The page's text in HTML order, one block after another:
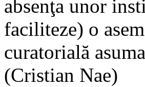
absenţa unor
faciliteze) o
curatorială
(Cristian Nae)